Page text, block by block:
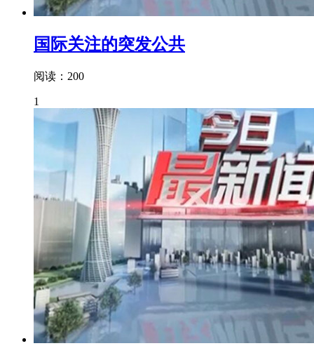
国际关注的突发公共
阅读：200
1